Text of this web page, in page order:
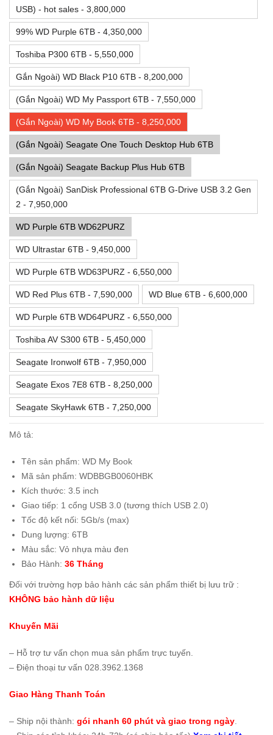
USB) - hot sales - 3,800,000
99% WD Purple 6TB - 4,350,000
Toshiba P300 6TB - 5,550,000
Gắn Ngoài) WD Black P10 6TB - 8,200,000
(Gắn Ngoài) WD My Passport 6TB - 7,550,000
(Gắn Ngoài) WD My Book 6TB - 8,250,000
(Gắn Ngoài) Seagate One Touch Desktop Hub 6TB
(Gắn Ngoài) Seagate Backup Plus Hub 6TB
(Gắn Ngoài) SanDisk Professional 6TB G-Drive USB 3.2 Gen
2 - 7,950,000
WD Purple 6TB WD62PURZ
WD Ultrastar 6TB - 9,450,000
WD Purple 6TB WD63PURZ - 6,550,000
WD Red Plus 6TB - 7,590,000 WD Blue 6TB - 6,600,000
WD Purple 6TB WD64PURZ - 6,550,000
Toshiba AV S300 6TB - 5,450,000
Seagate Ironwolf 6TB - 7,950,000
Seagate Exos 7E8 6TB - 8,250,000
Seagate SkyHawk 6TB - 7,250,000
Mô tả:
Tên sản phẩm: WD My Book
Mã sản phẩm: WDBBGB0060HBK
Kích thước: 3.5 inch
Giao tiếp: 1 cổng USB 3.0 (tương thích USB 2.0)
Tốc độ kết nối: 5Gb/s (max)
Dung lượng: 6TB
Màu sắc: Vỏ nhựa màu đen
Bảo Hành: 36 Tháng
Đối với trường hợp bảo hành các sản phẩm thiết bị lưu trữ :
KHÔNG bảo hành dữ liệu
Khuyến Mãi
– Hỗ trợ tư vấn chọn mua sản phẩm trực tuyến.
– Điện thoại tư vấn 028.3962.1368
Giao Hàng Thanh Toán
– Ship nội thành: gói nhanh 60 phút và giao trong ngày